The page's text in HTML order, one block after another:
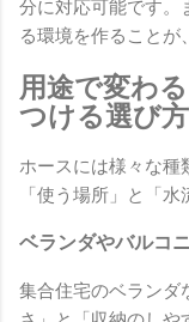
分に対応可能です。
る環境を作ることが
用途で変わ
つける選び方
ホースには様々な種
「使う場所」と「
ベランダやバルコ
集合住宅のベランダ